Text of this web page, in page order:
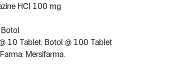
HCl 100 mg
Botol
10 Tablet; Botol @ 100 Tablet
Mersifarma.